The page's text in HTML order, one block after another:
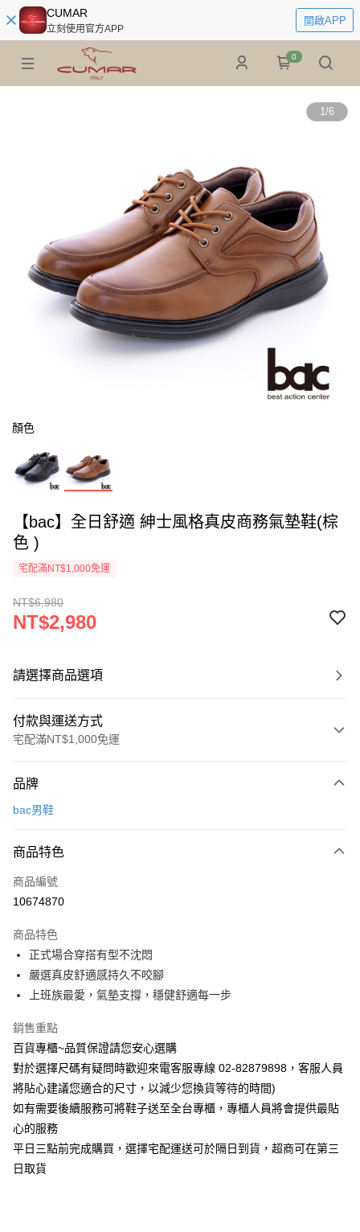
CUMAR
立刻使用官方APP
開啟APP
0
1/6
顏色
【bac】全日舒適 紳士風格真皮商務氣墊鞋(棕
色 )
宅配滿NT$1,000免運
NT$6,980
NT$2,980
請選擇商品選項
付款與運送方式
宅配滿NT$1,000免運
信用卡一次付款
Apple Pay
街口支付
宅配
每筆NT$90，滿NT$1,000(含以上)免運費
品牌
bac男鞋
商品特色
商品編號
10674870
商品特色
正式場合穿搭有型不沈悶
嚴選真皮舒適感持久不咬腳
上班族最愛，氣墊支撐，穩健舒適每一步
銷售重點
百貨專櫃~品質保證請您安心選購
對於選擇尺碼有疑問時歡迎來電客服專線 02-82879898，客服人員
將貼心建議您適合的尺寸，以減少您換貨等待的時間)
如有需要後續服務可將鞋子送至全台專櫃，專櫃人員將會提供最貼
心的服務
平日三點前完成購買，選擇宅配運送可於隔日到貨，超商可在第三
日取貨